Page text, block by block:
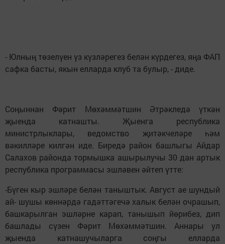
- Юлның төзелүен үз күзләрегез белән күрдегез, яңа ФАП
сафка басты, якын елларда клуб та булыр, - диде.
Соңыннан Фәрит Мөхәммәтшин Әтрәкледә үткән
җыенда катнашты. Җыенга республика
министрлыклары, ведомство җитәкчеләре һәм
вәкилләре килгән иде. Биредә район башлыгы Айдар
Салахов районда тормышка ашырылучы 30 дан артык
республика программасы эшләвен әйтеп үтте:
-Бүген кыр эшләре белән таныштык. Август ае шундый
ай- шушы көннәрдә гадәттәгечә халык белән очрашып,
башкарылган эшләрне карап, танышып йөрибез, дип
башлады сүзен Фәрит Мөхәммәтшин. Аннары ул
җыенда катнашучыларга соңгы елларда